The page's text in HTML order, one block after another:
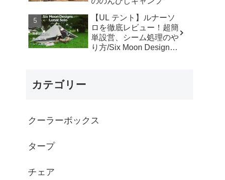
Hurricane Camp / ハリケ
ーンキャンプ
【UL テント】ルナーソ
ロを徹底レビュー！超簡
単設営、シーム処理のや
り方/Six Moon Designs
カテゴリー
クーラーボックス
タープ
チェア